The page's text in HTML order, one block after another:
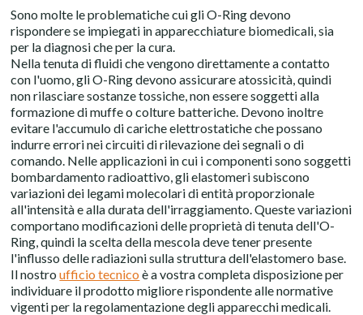
Sono molte le problematiche cui gli O-Ring devono
rispondere se impiegati in apparecchiature biomedicali, sia
per la diagnosi che per la cura.
Nella tenuta di fluidi che vengono direttamente a contatto
con l'uomo, gli O-Ring devono assicurare atossicità, quindi
non rilasciare sostanze tossiche, non essere soggetti alla
formazione di muffe o colture batteriche. Devono inoltre
evitare l'accumulo di cariche elettrostatiche che possano
indurre errori nei circuiti di rilevazione dei segnali o di
comando. Nelle applicazioni in cui i componenti sono soggetti
bombardamento radioattivo, gli elastomeri subiscono
variazioni dei legami molecolari di entità proporzionale
all'intensità e alla durata dell'irraggiamento. Queste variazioni
comportano modificazioni delle proprietà di tenuta dell'O-
Ring, quindi la scelta della mescola deve tener presente
l'influsso delle radiazioni sulla struttura dell'elastomero base.
Il nostroufficio tecnico è a vostra completa disposizione per
individuare il prodotto migliore rispondente alle normative
vigenti per la regolamentazione degli apparecchi medicali.